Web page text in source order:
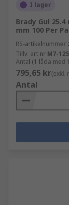
I lager
Brady Gul
mm 100 Per
RS-artikelnummer
Tillv. art.nr M7-
Antal (1 låda med
795,65 kr(exkl.
Antal